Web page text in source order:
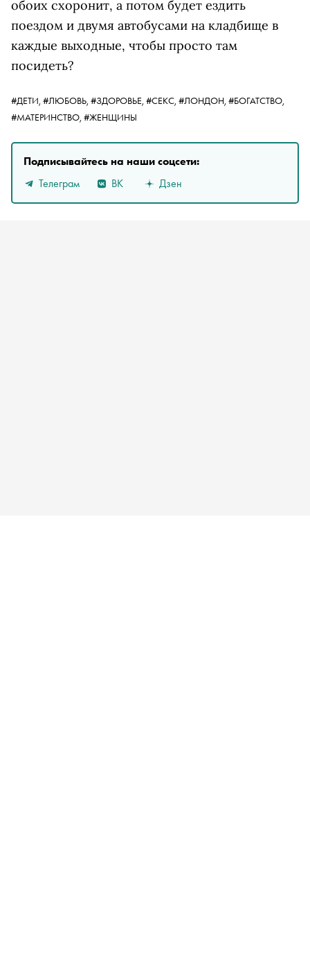
обоих схоронит, а потом будет ездить
поездом и двумя автобусами на кладбище в
каждые выходные, чтобы просто там
посидеть?
#ДЕТИ, #ЛЮБОВЬ, #ЗДОРОВЬЕ, #СЕКС, #ЛОНДОН, #БОГАТСТВО,
#МАТЕРИНСТВО, #ЖЕНЩИНЫ
Подписывайтесь на наши соцсети:
Телеграм
ВК Дзен